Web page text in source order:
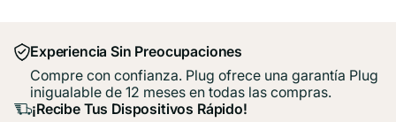
Experiencia Sin Preocupaciones
Compre con confianza. Plug ofrece una garantía Plug
inigualable de 12 meses en todas las compras.
¡Recibe Tus Dispositivos Rápido!